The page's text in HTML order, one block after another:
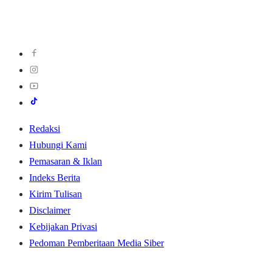
Redaksi
Hubungi Kami
Pemasaran & Iklan
Indeks Berita
Kirim Tulisan
Disclaimer
Kebijakan Privasi
Pedoman Pemberitaan Media Siber